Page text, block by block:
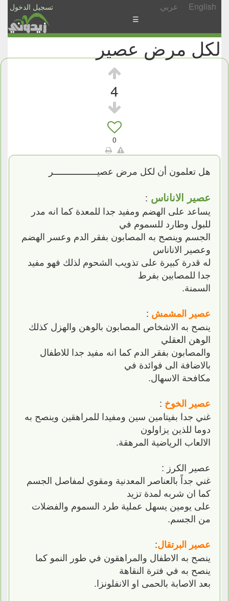
تسجيل الدخول عربي English
الأخبار
الأسئلة
☰
لكل مرض عصير
4
0
هل تعلمون أن لكل مرض عصيـــــــــــــــــر
عصير الاناناس :
يساعد على الهضم ومفيد جدا للمعدة كما انه مدر
للبول وطارد للسموم في
الجسم وينصح به المصابون بفقر الدم وعسر الهضم
وعصير الاناناس
له قدرة كبيرة على تذويب الشحوم لذلك فهو مفيد
جدا للمصابين بفرط
السمنة.
عصير المشمش :
ينصح به الاشخاص المصابون بالوهن والهزل كذلك
الوهن العقلي
والمصابون بفقر الدم كما انه مفيد جدا للاطفال
بالاضافة الى فوائدة في
مكافحة الاسهال.
عصير الخوخ :
غني جدا بفيتامين سين ومفيدا للمراهقين وينصح به
دوما للذين يزاولون
الالعاب الرياضية المرهقة.
عصير الكرز :
غني جداً بالعناصر المعدنية ومقوي لمفاصل الجسم
كما ان شربه لمدة تزيد
على يومين يسهل عملية طرد السموم والفضلات
من الجسم.
عصير البرتقال:
ينصح به الاطفال والمراهقون في طور النمو كما
ينصح به في فترة النقاهة
بعد الاصابة بالحمى او الانفلونزا.